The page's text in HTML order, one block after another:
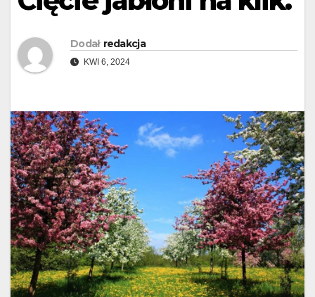
Dodał redakcja
KWI 6, 2024